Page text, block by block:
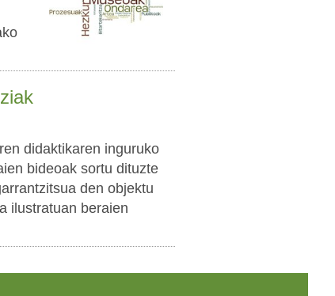
didaktikaren inguruko
bideoak sortu dituzte
den objektu
ilustratuan beraien